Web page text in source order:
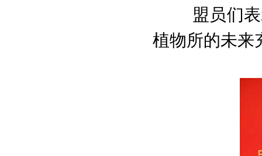
盟员们
植物所的未来